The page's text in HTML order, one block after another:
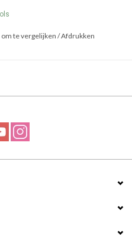
te vergelijken /Afdrukken